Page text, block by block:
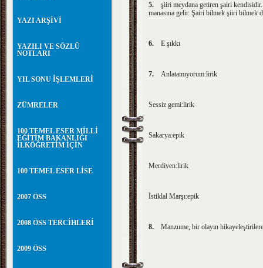
YAZI ARŞİVİ
YAZILI VE SÖZLÜ
NOTLARI
YIL SONU İŞLEMLERİ
ZÜMRELER
100 TEMEL ESER MİLLİ
EĞİTİM BAKANLIĞI
İLKÖĞRETİM İÇİN
100 TEMEL ESER LİSE
2007 ÖSS
2008 ÖSS TERCİHLERİ
2009 ÖSS
5. şiiri meydana getiren şairi
manasına gelir. Şairi bilmek şiiri bilmek
6. E şıkkı
7. Anlatamıyorum:lirik
Sessiz gemi:lirik
Sakarya:epik
Merdiven:lirik
İstiklal Marşı:epik
8. Manzume, bir olayın